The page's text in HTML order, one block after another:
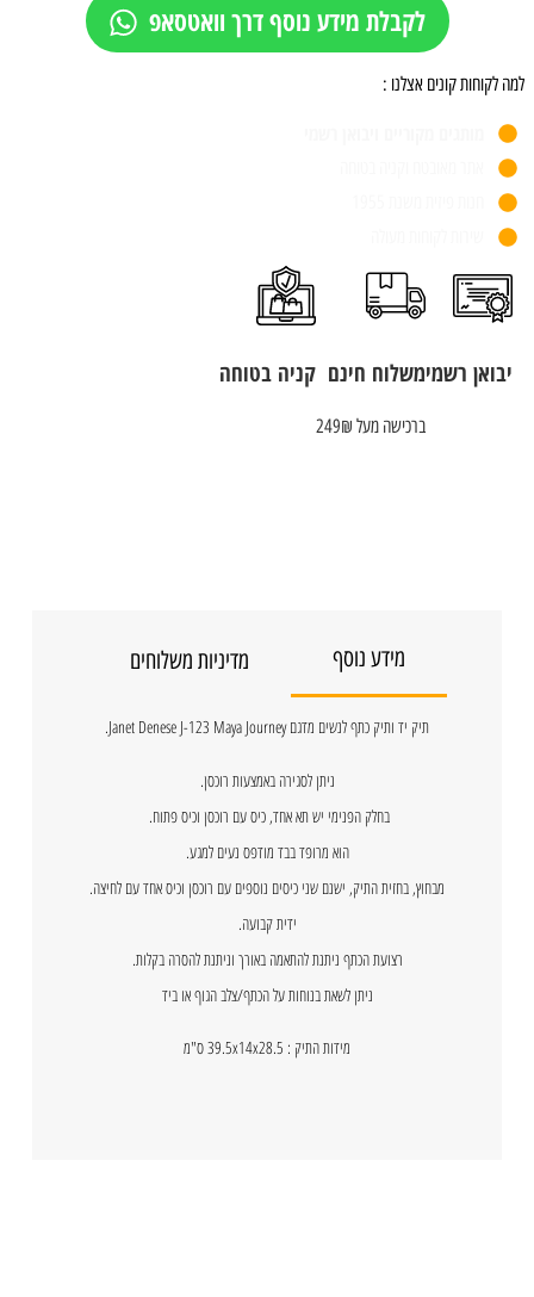
לקבלת מידע נוסף דרך וואטסאפ
למה לקוחות קונים אצלנו :
יבואן רשמימשלוח חינם
ברכישה מעל 249₪
קניה בטוחה
מידע נוסף מדיניות משלוחים
תיק יד ותיק כתף לנשים מדגם Janet Denese J-123 Maya Journey.
ניתן לסגירה באמצעות רוכסן.
בחלק הפנימי יש תא אחד, כיס עם רוכסן וכיס פתוח.
הוא מרופד בבד מודפס נעים למגע.
מבחוץ, בחזית התיק, ישנם שני כיסים נוספים עם רוכסן וכיס אחד עם לחיצה.
ידית קבועה.
רצועת הכתף ניתנת להתאמה באורך וניתנת להסרה בקלות.
ניתן לשאת בנוחות על הכתף/צלב הגוף או ביד
מידות התיק : 39.5x14x28.5 ס"מ